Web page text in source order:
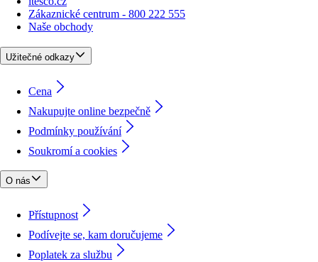
Zákaznické centrum - 800 222 555
Naše obchody
Užitečné odkazy
Cena
Nakupujte online bezpečně
Podmínky používání
Soukromí a cookies
O nás
Přístupnost
Podívejte se, kam doručujeme
Poplatek za službu